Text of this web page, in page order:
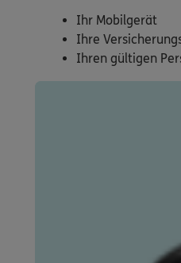
Ihr Mobilgerät
Ihre
Ihren gültigen